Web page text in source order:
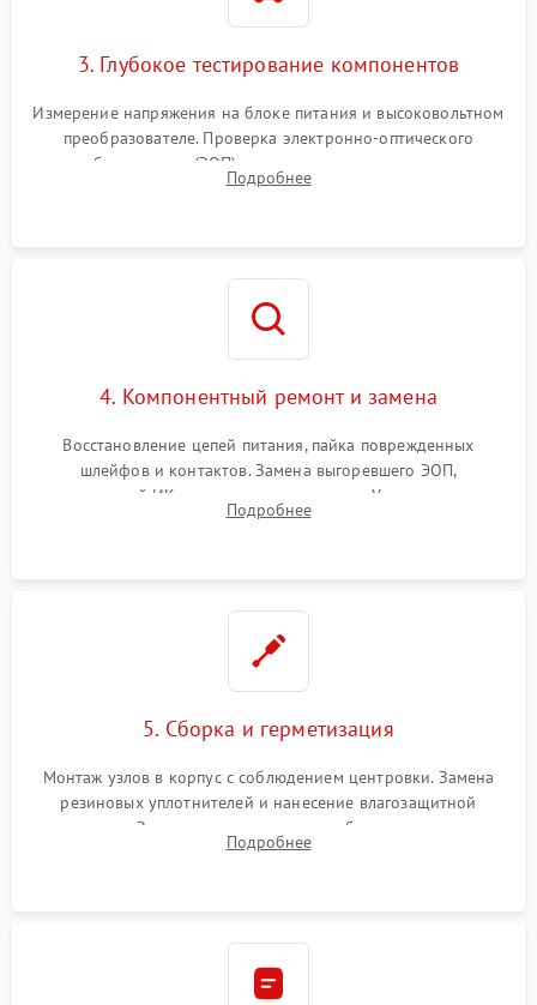
3. Глубокое тестирование компонентов
Измерение напряжения на блоке питания и высоковольтном
преобразователе. Проверка электронно-оптического
преобразователя (ЭОП) на стенде на предмет эмиссии,
шумов и засветок. Диагностика микросхем цифровых
Подробнее
4. Компонентный ремонт и замена
Восстановление цепей питания, пайка поврежденных
шлейфов и контактов. Замена выгоревшего ЭОП,
неисправной ИК-подсветки или матрицы. Ультразвуковая
очистка плат и удаление загрязнений с линз объектива и
Подробнее
5. Сборка и герметизация
Монтаж узлов в корпус с соблюдением центровки. Замена
резиновых уплотнителей и нанесение влагозащитной
смазки. Заполнение внутреннего объема прицела
осушенным азотом для предотвращения запотевания оптики
Подробнее